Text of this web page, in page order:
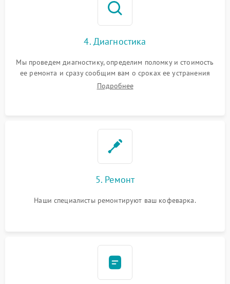
4. Диагностика
Мы проведем диагностику, определим поломку и стоимость
ее ремонта и сразу сообщим вам о сроках ее устранения
Подробнее
5. Ремонт
Наши специалисты ремонтируют ваш кофеварка.